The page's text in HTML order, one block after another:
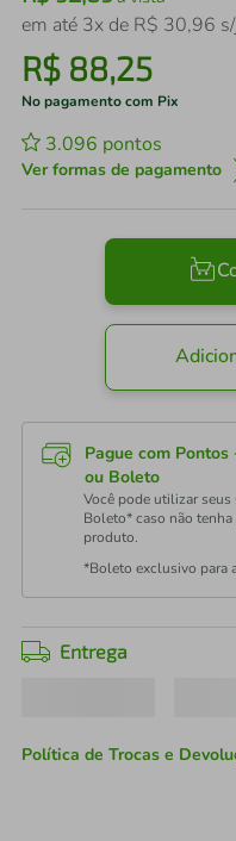
em até 3x de R$ 30,96
R$ 88,25
No pagamento com Pix
3.096 pontos
Ver formas de pagamento
Pague com
ou Boleto
Você pode utilizar seus
Boleto* caso não
produto.
*Boleto exclusivo para
Entrega
Política de Trocas e